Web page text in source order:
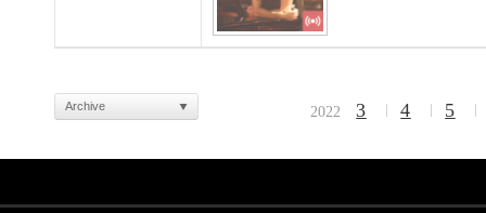
2022 3 4 5
Archive